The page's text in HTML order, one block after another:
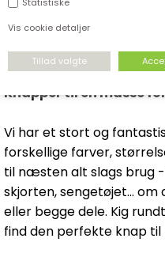
Vis cookie detaljer
Knapper til en masse
Vi har et stort og
forskellige farver,
til næsten alt slags brug
skjorten, sengetøjet...
eller begge dele. Kig
find den perfekte knap